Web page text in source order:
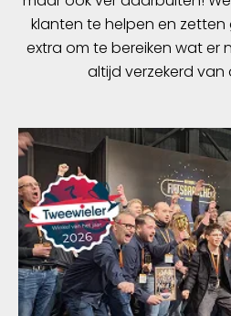
klanten te helpen en
extra om te bereiken wat er
altijd verzekerd van